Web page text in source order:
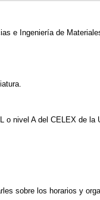
e Ingeniería de
o nivel A del CELEX de la
sobre los horarios y